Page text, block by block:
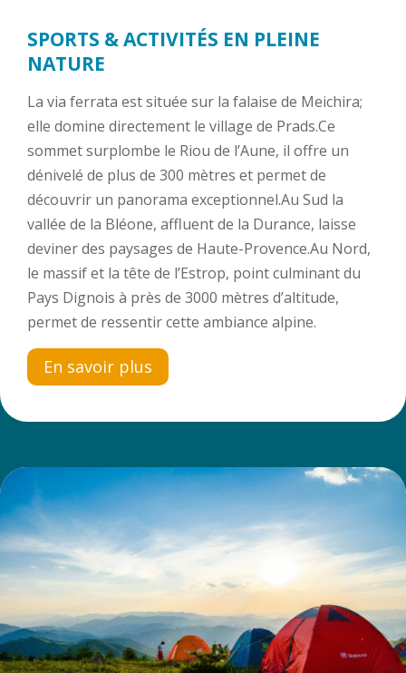
SPORTS & ACTIVITÉS EN PLEINE
NATURE
La via ferrata est située sur la falaise de Meichira;
elle domine directement le village de Prads.Ce
sommet surplombe le Riou de l’Aune, il offre un
dénivelé de plus de 300 mètres et permet de
découvrir un panorama exceptionnel.Au Sud la
vallée de la Bléone, affluent de la Durance, laisse
deviner des paysages de Haute-Provence.Au Nord,
le massif et la tête de l’Estrop, point culminant du
Pays Dignois à près de 3000 mètres d’altitude,
permet de ressentir cette ambiance alpine.
En savoir plus